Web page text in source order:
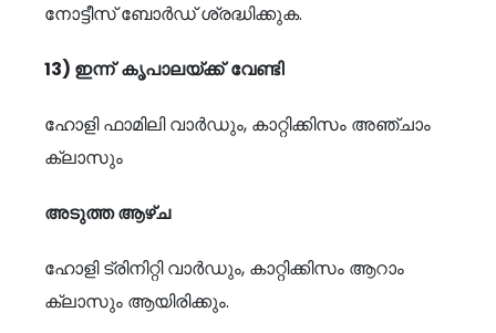
നോട്ടീസ് ബോർഡ് ശ്രദ്ധിക്കുക.
13) ഇന്ന് കൃപാലയ്ക്ക് വേണ്ടി
ഹോളി ഫാമിലി വാർഡും, കാറ്റിക്കിസം അഞ്ചാം
ക്ലാസും
അടുത്ത ആഴ്ച
ഹോളി ട്രിനിറ്റി വാർഡും, കാറ്റിക്കിസം ആറാം
ക്ലാസും ആയിരിക്കും.